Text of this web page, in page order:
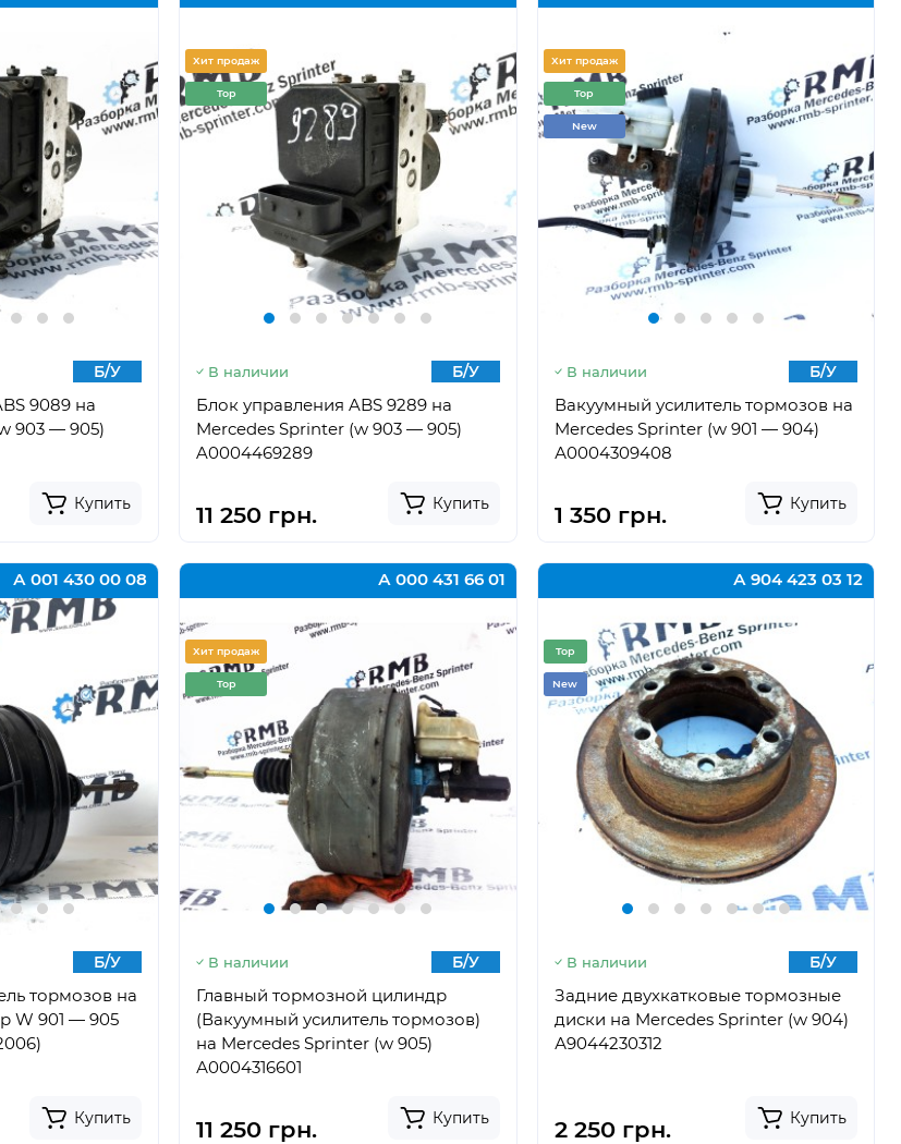
Б/У
9089 на
903 — 905)
Купить
Хит продаж
Top
В наличии Б/У
Блок управления ABS 9289 на
Mercedes Sprinter (w 903 — 905)
A0004469289
11 250 грн. Купить
Хит продаж
Top
New
В наличии Б/У
Вакуумный усилитель тормозов на
Mercedes Sprinter (w 901 — 904)
А0004309408
1 350 грн. Купить
А 001 430 00 08
Б/У
тормозов на
W 901 — 905
Купить
А 000 431 66 01
Хит продаж
Top
В наличии Б/У
Главный тормозной цилиндр
(Вакуумный усилитель тормозов)
на Mercedes Sprinter (w 905)
А0004316601
11 250 грн. Купить
А 904 423 03 12
Top
New
В наличии Б/У
Задние двухкатковые тормозные
диски на Mercedes Sprinter (w 904)
А9044230312
2 250 грн. Купить